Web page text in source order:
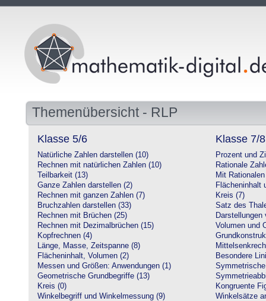
Themenübersicht - RLP
Klasse 5/6
Natürliche Zahlen darstellen (10)
Rechnen mit natürlichen Zahlen (10)
Teilbarkeit (13)
Ganze Zahlen darstellen (2)
Rechnen mit ganzen Zahlen (7)
Bruchzahlen darstellen (33)
Rechnen mit Brüchen (25)
Rechnen mit Dezimalbrüchen (15)
Kopfrechnen (4)
Länge, Masse, Zeitspanne (8)
Flächeninhalt, Volumen (2)
Messen und Größen: Anwendungen (1)
Geometrische Grundbegriffe (13)
Kreis (0)
Winkelbegriff und Winkelmessung (9)
Klasse 7/8
Prozent und
Rationale
Mit
Flächeninhalt
Kreis (7)
Satz des
Darstellungen
Volumen und
Besondere
Kongruente
Winkelsätze